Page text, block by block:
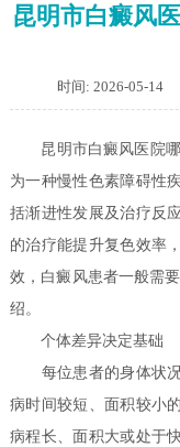
昆明市白癜风
时间: 2026-05-14
昆明市白癜风医院哪
为一种慢性色素障碍性
括渐进性发展及治疗反
的治疗能提升复色效率
效，白癜风患者一般需
绍。
个体差异决定基础
每位患者的身体状况
病时间较短、面积较小
病程长、面积大或处于